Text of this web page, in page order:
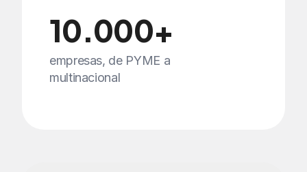
10.000+
empresas, de PYME a
multinacional